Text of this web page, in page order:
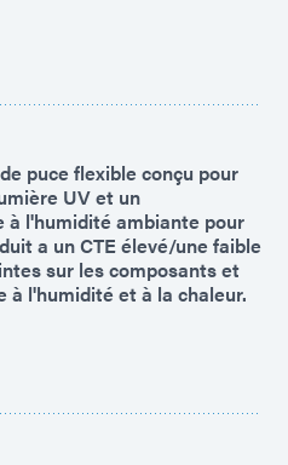
puce flexible conçu pour
UV et un
à l'humidité ambiante pour
a un CTE élevé/une faible
sur les composants et
à l'humidité et à la chaleur.